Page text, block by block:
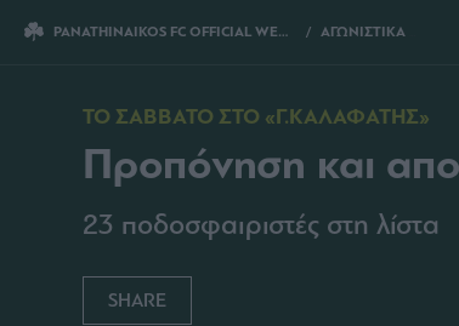
PANATHINAIKOS FC OFFICIAL WEBSITE ΑΓΩΝΙΣΤΙΚΑ
ΤΟ ΣΑΒΒΑΤΟ ΣΤΟ «Γ.ΚΑΛΑΦΑΤΗΣ»
Προπόνηση και
23 ποδοσφαιριστές στη λίστα
SHARE